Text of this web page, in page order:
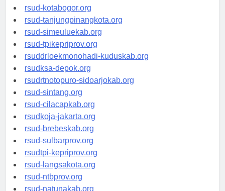
rsud-kotamakassar.org
rsud-kotabogor.org
rsud-tanjungpinangkota.org
rsud-simeuluekab.org
rsud-tpikepriprov.org
rsuddrloekmonohadi-kuduskab.org
rsudksa-depok.org
rsudrtnotopuro-sidoarjokab.org
rsud-sintang.org
rsud-cilacapkab.org
rsudkoja-jakarta.org
rsud-brebeskab.org
rsud-sulbarprov.org
rsudtpi-kepriprov.org
rsud-langsakota.org
rsud-ntbprov.org